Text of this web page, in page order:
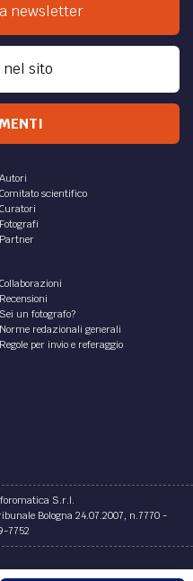
newsletter
nel sito
Autori
Comitato scientifico
Curatori
Fotografi
Partner
Collaborazioni
Recensioni
Sei un fotografo?
Norme redazionali generali
Regole per invio e referaggio
S.r.l.
Bologna 24.07.2007, n.7770 -
7752